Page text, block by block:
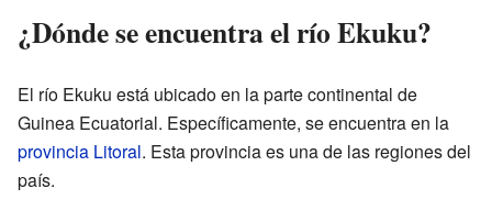
¿Dónde se encuentra el río Ekuku?
El río Ekuku está ubicado en la parte continental de
Guinea Ecuatorial. Específicamente, se encuentra en la
provincia Litoral. Esta provincia es una de las regiones del
país.